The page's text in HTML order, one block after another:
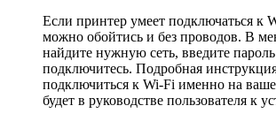
Если принтер умеет подключаться к
можно обойтись и без проводов. В
найдите нужную сеть, введите
подключитесь. Подробная
подключиться к Wi-Fi именно на
будет в руководстве пользователя к